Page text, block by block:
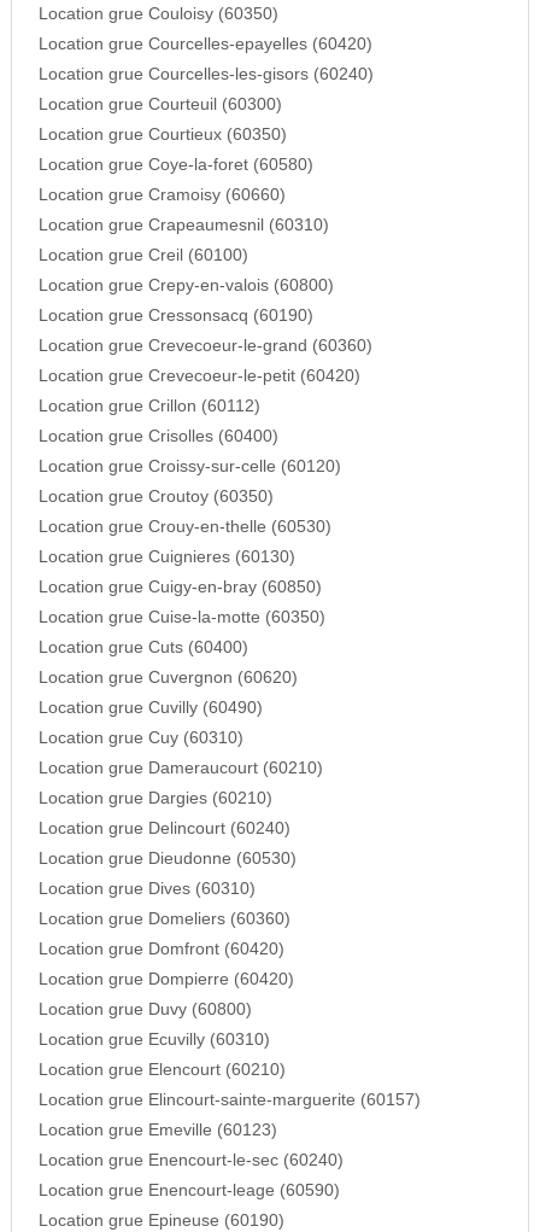
Location grue Couloisy (60350)
Location grue Courcelles-epayelles (60420)
Location grue Courcelles-les-gisors (60240)
Location grue Courteuil (60300)
Location grue Courtieux (60350)
Location grue Coye-la-foret (60580)
Location grue Cramoisy (60660)
Location grue Crapeaumesnil (60310)
Location grue Creil (60100)
Location grue Crepy-en-valois (60800)
Location grue Cressonsacq (60190)
Location grue Crevecoeur-le-grand (60360)
Location grue Crevecoeur-le-petit (60420)
Location grue Crillon (60112)
Location grue Crisolles (60400)
Location grue Croissy-sur-celle (60120)
Location grue Croutoy (60350)
Location grue Crouy-en-thelle (60530)
Location grue Cuignieres (60130)
Location grue Cuigy-en-bray (60850)
Location grue Cuise-la-motte (60350)
Location grue Cuts (60400)
Location grue Cuvergnon (60620)
Location grue Cuvilly (60490)
Location grue Cuy (60310)
Location grue Dameraucourt (60210)
Location grue Dargies (60210)
Location grue Delincourt (60240)
Location grue Dieudonne (60530)
Location grue Dives (60310)
Location grue Domeliers (60360)
Location grue Domfront (60420)
Location grue Dompierre (60420)
Location grue Duvy (60800)
Location grue Ecuvilly (60310)
Location grue Elencourt (60210)
Location grue Elincourt-sainte-marguerite (60157)
Location grue Emeville (60123)
Location grue Enencourt-le-sec (60240)
Location grue Enencourt-leage (60590)
Location grue Epineuse (60190)